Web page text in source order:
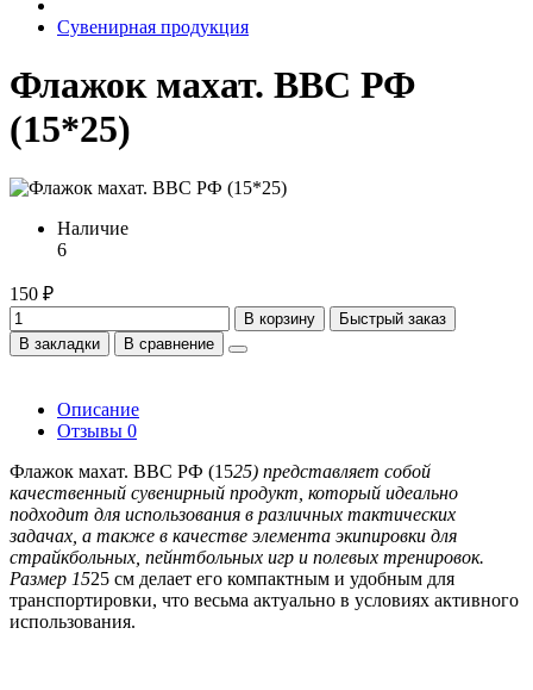
Сувенирная продукция
Флажок махат. ВВС РФ
(15*25)
Наличие
6
150 ₽
В корзину
Быстрый заказ
В закладки
В сравнение
Описание
Отзывы 0
Флажок махат. ВВС РФ (1525) представляет собой
качественный сувенирный продукт, который идеально
подходит для использования в различных тактических
задачах, а также в качестве элемента экипировки для
страйкбольных, пейнтбольных игр и полевых тренировок.
Размер 1525 см делает его компактным и удобным для
транспортировки, что весьма актуально в условиях активного
использования.